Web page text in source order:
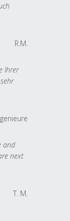
R.M.
Ihrer
and
next
T. M.